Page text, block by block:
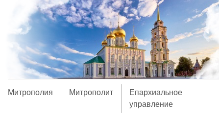
Митрополия Митрополит
Епархиальное
управление